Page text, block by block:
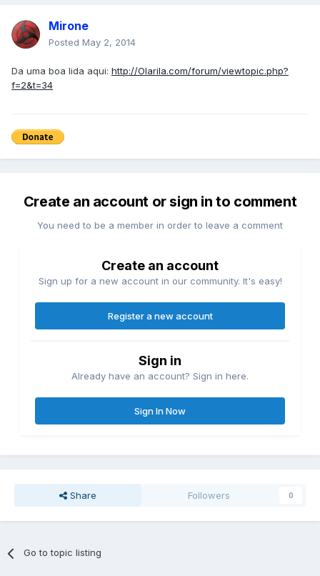
Mirone
Posted May 2, 2014
Da uma boa lida aqui: http://Olarila.com/forum/viewtopic.php?
f=2&t=34
Create an account or sign in to comment
You need to be a member in order to leave a comment
Create an account
Sign up for a new account in our community. It's easy!
Register a new account
Sign in
Already have an account? Sign in here.
Sign In Now
Share Followers 0
Go to topic listing